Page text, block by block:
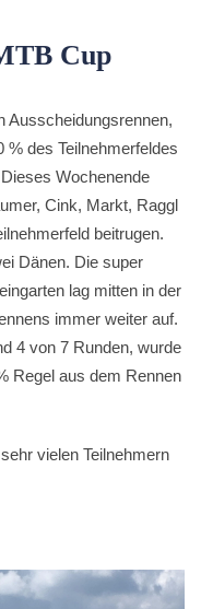
Cup
Ausscheidungsrennen,
% des Teilnehmerfeldes
Wochenende
Cink, Markt, Raggl
beitrugen.
Dänen. Die super
lag mitten in der
immer weiter auf.
4 von 7 Runden, wurde
Regel aus dem Rennen
vielen Teilnehmern